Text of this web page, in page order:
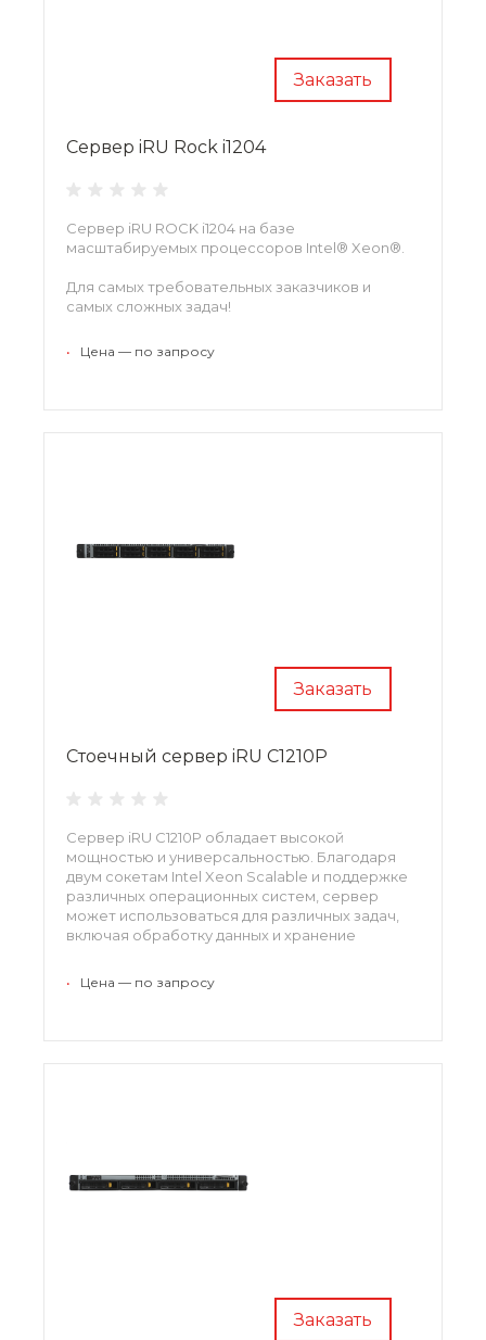
Заказать
Сервер iRU Rock i1204
Сервер iRU ROCK i1204 на базе
масштабируемых процессоров Intel® Xeon®.
Для самых требовательных заказчиков и
самых сложных задач!
• Цена — по запросу
Заказать
Стоечный сервер iRU C1210P
Сервер iRU C1210P обладает высокой
мощностью и универсальностью. Благодаря
двум сокетам Intel Xeon Scalable и поддержке
различных операционных систем, сервер
может использоваться для различных задач,
включая обработку данных и хранение
• Цена — по запросу
Заказать